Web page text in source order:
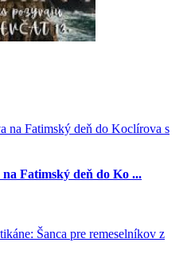
Fatimský deň do Ko ...